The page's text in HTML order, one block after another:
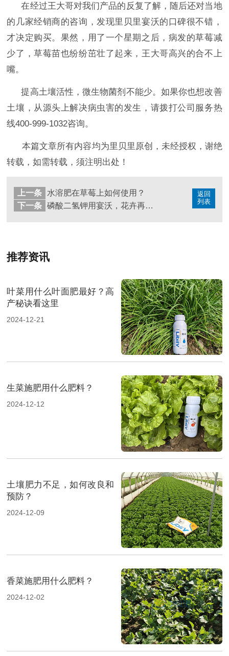
在经过王大哥对我们产品的反复了解，随后还对当地
的几家经销商的咨询，发现里贝里宴沃的口碑很不错，
才决定购买。果然，用了一个星期之后，病发的草莓减
少了，草莓苗也纷纷茁壮了起来，王大哥高兴的合不上
嘴。
提高土壤活性，微生物菌剂不能少。如果你也想改善
土壤，从源头上解决病虫害的发生， 请拨打公司服务热
线400-999-1032咨询。
本篇文章所有内容均为里贝里原创，未经授权，谢绝
转载，如需转载，须注明出处！
返回
列表
上一条
水溶肥在草莓上如何使用？
下一条
磷酸二氢钾用宴沃，花卉再也不用担心了
推荐资讯
叶菜用什么叶面肥最好？高
产秘诀看这里
2024-12-21
生菜施肥用什么肥料？
2024-12-12
土壤肥力不足，如何改良和
预防？
2024-12-09
香菜施肥用什么肥料？
2024-12-02